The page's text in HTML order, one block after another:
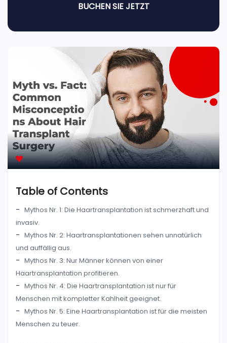
BUCHEN SIE JETZT
Table of Contents
Mythos Nr. 1: Die Haartransplantation ist schmerzhaft und
invasiv.
Mythos Nr. 2: Haartransplantationen sehen unnatürlich
und auffällig aus.
Mythos Nr. 3: Nur Männer können von einer
Haartransplantation profitieren.
Mythos Nr. 4: Die Haartransplantation ist nur für
Menschen mit kompletter Kahlheit geeignet.
Mythos Nr. 5: Eine Haartransplantation ist für die meisten
Menschen zu teuer.